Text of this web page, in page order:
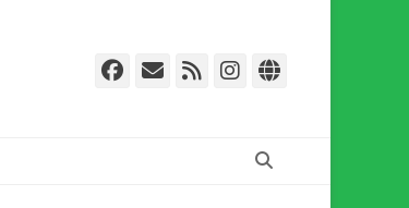
Facebook
E-
Webbflöde
Instagram